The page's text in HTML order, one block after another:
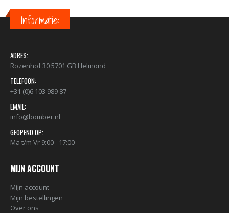
Informatie:
ADRES:
Rozenhof 30 5701 GB Helmond
TELEFOON:
+31 (0)6 103 989 87
EMAIL:
info@bomber.nl
GEOPEND OP:
Ma t/m Vr 9:00 - 17:00
MIJN ACCOUNT
Mijn account
Mijn bestellingen
Over ons